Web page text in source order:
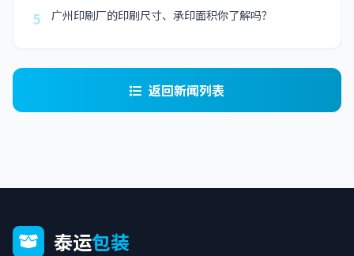
5 广州印刷厂的印刷尺寸、承印面积你了解吗？
返回新闻列表
泰运包装